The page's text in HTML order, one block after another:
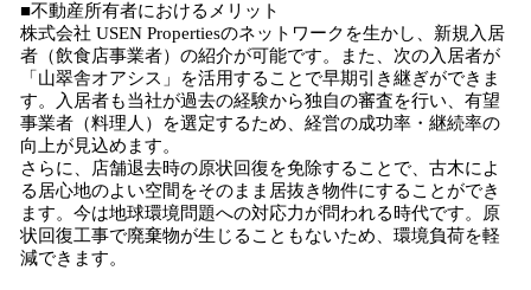
■不動産所有者におけるメリット
株式会社 USEN Propertiesのネットワークを生かし、新規入居
者（飲食店事業者）の紹介が可能です。また、次の入居者が
「山翠舎オアシス」を活用することで早期引き継ぎができま
す。入居者も当社が過去の経験から独自の審査を行い、有望
事業者（料理人）を選定するため、経営の成功率・継続率の
向上が見込めます。
さらに、店舗退去時の原状回復を免除することで、古木によ
る居心地のよい空間をそのまま居抜き物件にすることができ
ます。今は地球環境問題への対応力が問われる時代です。原
状回復工事で廃棄物が生じることもないため、環境負荷を軽
減できます。